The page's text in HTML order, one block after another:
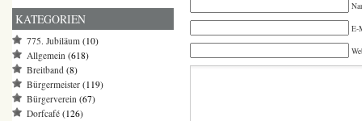
E-
KATEGORIEN
775. Jubiläum (10)
Allgemein (618)
Breitband (8)
Bürgermeister (119)
Bürgerverein (67)
Dorfcafé (126)